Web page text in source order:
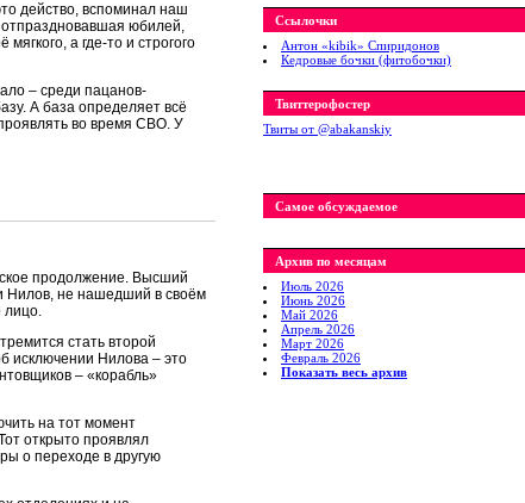
действо, вспоминал наш
отпраздновавшая юбилей,
а где-то и строгого
– среди пацанов-
А база определяет всё
во время СВО. У
продолжение. Высший
Нилов, не нашедший в своём
лицо.
стать второй
исключении Нилова – это
– «корабль»
на тот момент
открыто проявлял
о переходе в другую
Ссылочки
Антон «kibik» Спиридонов
Кедровые бочки (фитобочки)
Твиттерофостер
Твиты от ‎@abakanskiy
Самое обсуждаемое
Архив по месяцам
Июль 2026
Июнь 2026
Май 2026
Апрель 2026
Март 2026
Февраль 2026
Показать весь архив